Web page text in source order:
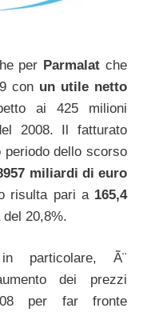
per Parmalat che
con un utile netto
ai 425 milioni
2008. Il fatturato
dello scorso
miliardi di euro
risulta pari a 165,4
20,8%.
particolare, Ã¨
dei prezzi
per far fronte